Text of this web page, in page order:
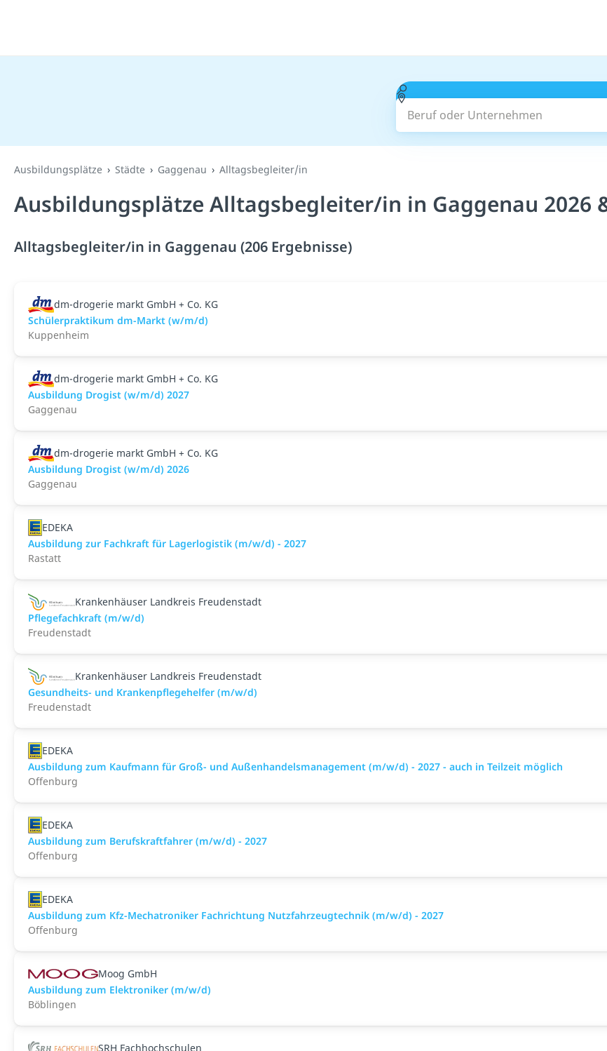
Beruf oder Unternehmen
Ausbildungsplätze Städte Gaggenau Alltagsbegleiter/in
Ausbildungsplätze Alltagsbegleiter/in in Gaggenau 2026
Alltagsbegleiter/in in Gaggenau (206 Ergebnisse)
dm-drogerie markt GmbH + Co. KG
Schülerpraktikum dm-Markt (w/m/d)
Kuppenheim
dm-drogerie markt GmbH + Co. KG
Ausbildung Drogist (w/m/d) 2027
Gaggenau
dm-drogerie markt GmbH + Co. KG
Ausbildung Drogist (w/m/d) 2026
Gaggenau
EDEKA
Ausbildung zur Fachkraft für Lagerlogistik (m/w/d) - 2027
Rastatt
Krankenhäuser Landkreis Freudenstadt
Pflegefachkraft (m/w/d)
Freudenstadt
Krankenhäuser Landkreis Freudenstadt
Gesundheits- und Krankenpflegehelfer (m/w/d)
Freudenstadt
EDEKA
Ausbildung zum Kaufmann für Groß- und Außenhandelsmanagement (m/w/d) - 2027 - auch in Teilzeit möglich
Offenburg
EDEKA
Ausbildung zum Berufskraftfahrer (m/w/d) - 2027
Offenburg
EDEKA
Ausbildung zum Kfz-Mechatroniker Fachrichtung Nutzfahrzeugtechnik (m/w/d) - 2027
Offenburg
Moog GmbH
Ausbildung zum Elektroniker (m/w/d)
Böblingen
SRH Fachhochschulen